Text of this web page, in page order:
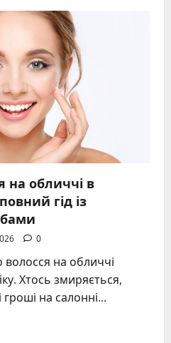
на обличчі в
гід із
0
на обличчі
Хтось змиряється,
на салонні...